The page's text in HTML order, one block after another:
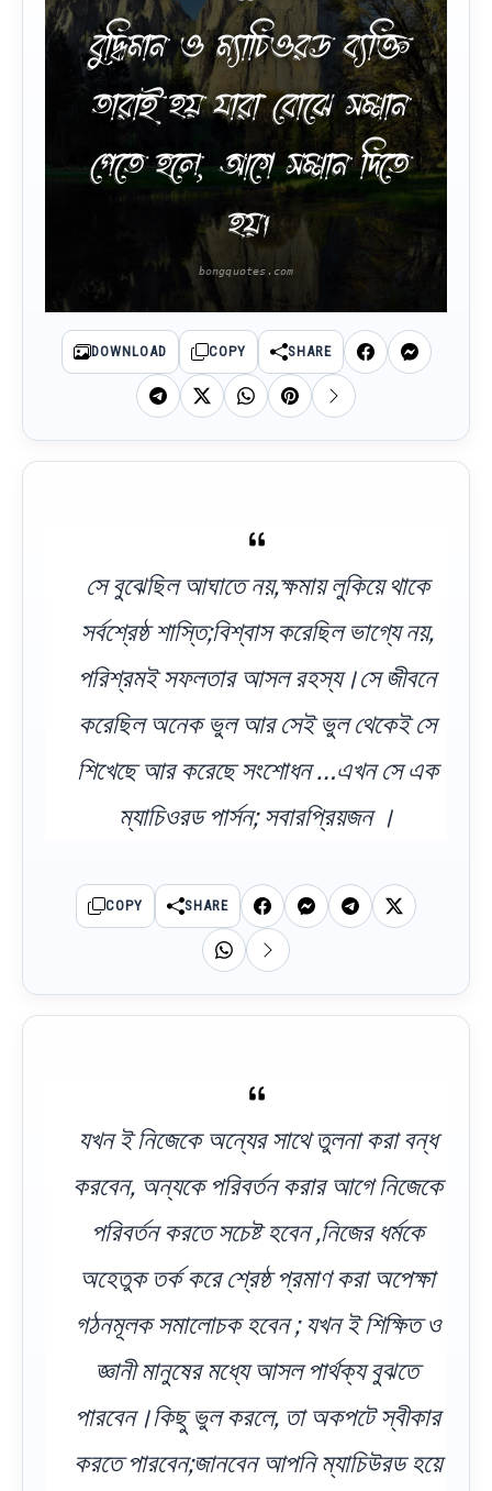
বুদ্ধিমান ও ম্যাচিওরড ব্যক্তি
তারাই হয় যারা বোঝে সম্মান
পেতে হলে, আগে সম্মান দিতে
হয়।
DOWNLOAD COPY SHARE
সে বুঝেছিল আঘাতে নয়,ক্ষমায় লুকিয়ে থাকে
সর্বশ্রেষ্ঠ শাস্তি;বিশ্বাস করেছিল ভাগ্যে নয়,
পরিশ্রমই সফলতার আসল রহস্য।সে জীবনে
করেছিল অনেক ভুল আর সেই ভুল থেকেই সে
শিখেছে আর করেছে সংশোধন …এখন সে এক
ম্যাচিওরড পার্সন; সবারপ্রিয়জন ।
COPY SHARE
যখন ই নিজেকে অন্যের সাথে তুলনা করা বন্ধ
করবেন, অন্যকে পরিবর্তন করার আগে নিজেকে
পরিবর্তন করতে সচেষ্ট হবেন ,নিজের ধর্মকে
অহেতুক তর্ক করে শ্রেষ্ঠ প্রমাণ করা অপেক্ষা
গঠনমূলক সমালোচক হবেন ; যখন ই শিক্ষিত ও
জ্ঞানী মানুষের মধ্যে আসল পার্থক্য বুঝতে
পারবেন।কিছু ভুল করলে, তা অকপটে স্বীকার
করতে পারবেন;জানবেন আপনি ম্যাচিউরড হয়ে